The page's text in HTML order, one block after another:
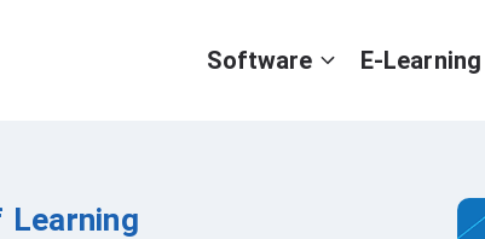
Software E-
Learning